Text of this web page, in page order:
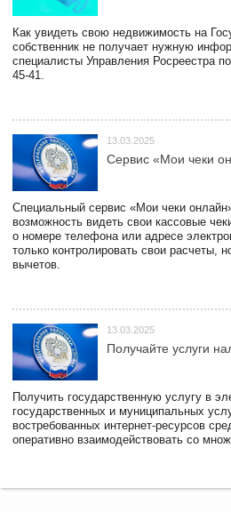
Как увидеть свою недвижимость на
собственник не получает нужную
специалисты Управления Росреестра
45-41.
13.03.2025
Сервис «Мои чеки
Специальный сервис «Мои чеки
возможность видеть свои кассовые
о номере телефона или адресе
только контролировать свои расчеты,
вычетов.
13.03.2025
Получайте услуги
Получить государственную услугу в
государственных и муниципальных
востребованных интернет-ресурсов
оперативно взаимодействовать со